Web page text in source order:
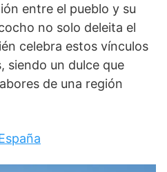
entre el pueblo y su
no solo deleita el
celebra estos vínculos
siendo un dulce que
de una región